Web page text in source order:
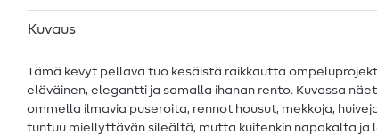
Kuvaus
Tämä kevyt pellava tuo kesäistä raikkautta
eläväinen, elegantti ja samalla ihanan rento. Kuvassa
ommella ilmavia puseroita, rennot housut, mekkoja,
tuntuu miellyttävän sileältä, mutta kuitenkin napakalta ja